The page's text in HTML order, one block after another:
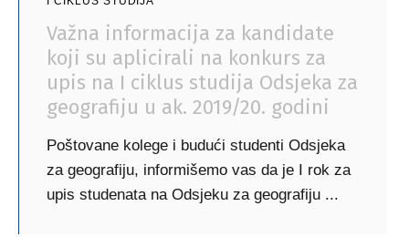
Važna informacija za kandidate
koji su aplicirali na konkurs za
upis na I ciklus studija Odsjeka za
geografiju u ak. 2019/20. godini
Poštovane kolege i budući studenti Odsjeka
za geografiju, informišemo vas da je I rok za
upis studenata na Odsjeku za geografiju